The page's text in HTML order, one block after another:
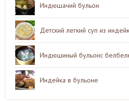
Индюшачий бульон
Детский легкий суп из
Индюшиный бульонс
Индейка в бульоне